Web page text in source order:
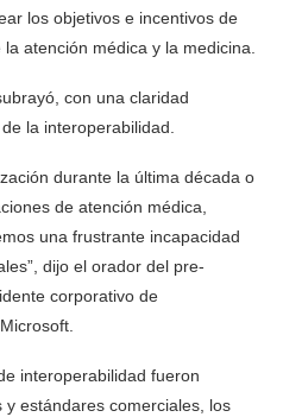
los objetivos e incentivos de
atención médica y la medicina.
con una claridad
la interoperabilidad.
durante la última década o
de atención médica,
una frustrante incapacidad
dijo el orador del pre-
corporativo de
interoperabilidad fueron
estándares comerciales, los